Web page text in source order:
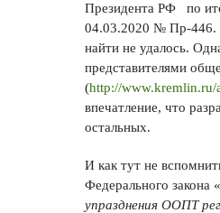
Президента РФ по
04.03.2020 № Пр-446.
найти не удалось.
представителями
(http://www.kremlin.ru/
впечатление, что
остальных.
И как тут не
Федерального
упразднения ООПТ